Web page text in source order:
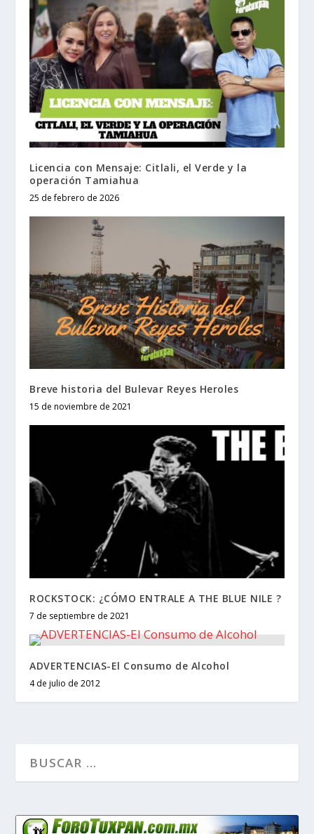
Licencia con Mensaje: Citlali, el Verde y la
operación Tamiahua
25 de febrero de 2026
Breve historia del Bulevar Reyes Heroles
15 de noviembre de 2021
ROCKSTOCK: ¿CÓMO ENTRALE A THE BLUE NILE ?
7 de septiembre de 2021
ADVERTENCIAS-El Consumo de Alcohol
4 de julio de 2012